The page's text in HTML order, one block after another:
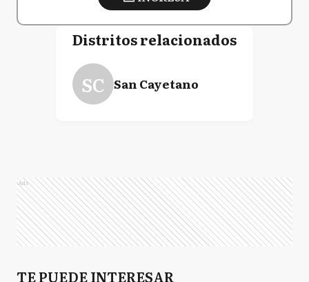
Distritos relacionados
SC San Cayetano
Ads
TE PUEDE INTERESAR